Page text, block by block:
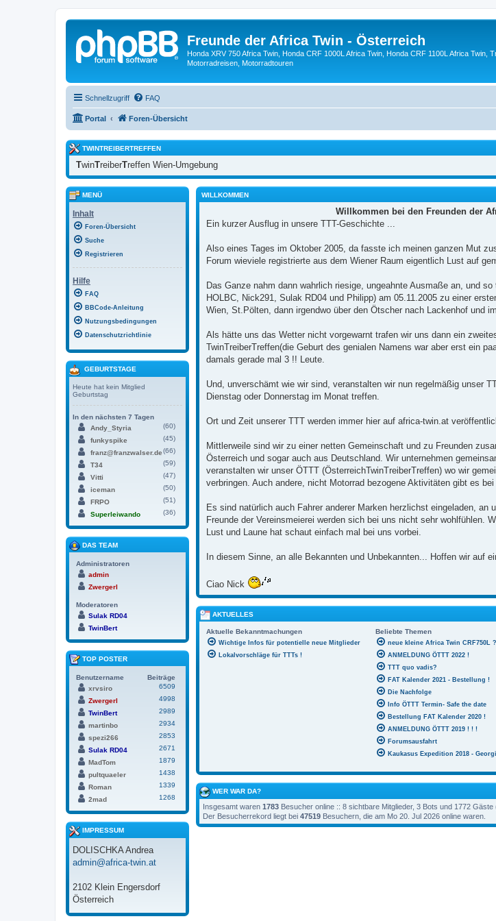
Freunde der Africa Twin - Österreich
Honda XRV 750 Africa Twin, Honda CRF 1000L Africa Twin, Honda CRF 1100L Africa Twin,
Motorradreisen, Motorradtouren
Schnellzugriff FAQ
Portal Foren-Übersicht
TWINTREIBERTREFFEN
TwinTreiberTreffen Wien-Umgebung
WILLKOMMEN
Willkommen bei den Freunden der
Ein kurzer Ausflug in unsere TTT-Geschichte ...
Also eines Tages im Oktober 2005, da fasste ich meinen ganzen Mut
Forum wieviele registrierte aus dem Wiener Raum eigentlich Lust auf
Das Ganze nahm dann wahrlich riesige, ungeahnte Ausmaße an, und
HOLBC, Nick291, Sulak RD04 und Philipp) am 05.11.2005 zu einer
Wien, St.Pölten, dann irgendwo über den Ötscher nach Lackenhof und
Als hätte uns das Wetter nicht vorgewarnt trafen wir uns dann ein
TwinTreiberTreffen(die Geburt des genialen Namens war aber erst ein
damals gerade mal 3 !! Leute.
Und, unverschämt wie wir sind, veranstalten wir nun regelmäßig unser
Dienstag oder Donnerstag im Monat treffen.
Ort und Zeit unserer TTT werden immer hier auf africa-twin.at
Mittlerweile sind wir zu einer netten Gemeinschaft und zu Freunden
Österreich und sogar auch aus Deutschland. Wir unternehmen
veranstalten wir unser ÖTTT (ÖsterreichTwinTreiberTreffen) wo wir
verbringen. Auch andere, nicht Motorrad bezogene Aktivitäten gibt es bei
Es sind natürlich auch Fahrer anderer Marken herzlichst eingeladen, an
Freunde der Vereinsmeierei werden sich bei uns nicht sehr wohlfühlen.
Lust und Laune hat schaut einfach mal bei uns vorbei.
In diesem Sinne, an alle Bekannten und Unbekannten... Hoffen wir auf
Ciao Nick
AKTUELLES
Aktuelle Bekanntmachungen Beliebte Themen
Wichtige Infos für potentielle neue Mitglieder
Lokalvorschläge für TTTs !
neue kleine Africa Twin CRF750L
ANMELDUNG ÖTTT 2022 !
TTT quo vadis?
FAT Kalender 2021 - Bestellung !
Die Nachfolge
Info ÖTTT Termin- Safe the date
Bestellung FAT Kalender 2020 !
ANMELDUNG ÖTTT 2019 ! ! !
Forumsausfahrt
Kaukasus Expedition 2018 -
WER WAR DA?
Insgesamt waren 1783 Besucher online :: 8 sichtbare Mitglieder, 3 Bots und 1772
Der Besucherrekord liegt bei 47519 Besuchern, die am Mo 20. Jul 2026 online waren.
MENÜ
Inhalt
Foren-Übersicht
Suche
Registrieren
Hilfe
FAQ
BBCode-Anleitung
Nutzungsbedingungen
Datenschutzrichtlinie
GEBURTSTAGE
Heute hat kein Mitglied
Geburtstag
In den nächsten 7 Tagen
Andy_Styria
(60)
funkyspike
(45)
franz@franzwalser.de(66)
T34
(59)
Vitti
(47)
iceman
(50)
FRPO
(51)
Superleiwando
(36)
DAS TEAM
Administratoren
admin
Zwergerl
Moderatoren
Sulak RD04
TwinBert
TOP POSTER
Benutzername
Beiträge
xrvsiro
6509
Zwergerl
4998
TwinBert
2989
martinbo
2934
spezi266
2853
Sulak RD04
2671
MadTom
1879
pultquaeler
1438
Roman
1339
2mad
1268
IMPRESSUM
DOLISCHKA Andrea
admin@africa-twin.at
2102 Klein Engersdorf
Österreich